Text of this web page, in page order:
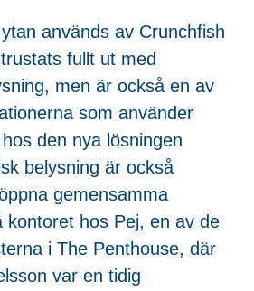
används av Crunchfish
fullt ut med
men är också en av
som använder
den nya lösningen
belysning är också
gemensamma
kontoret hos Pej, en av de
i The Penthouse, där
var en tidig